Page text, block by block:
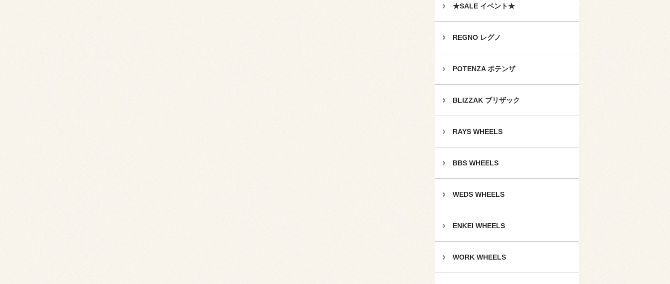
★SALE イベント★
REGNO レグノ
POTENZA ポテンザ
BLIZZAK ブリザック
RAYS WHEELS
BBS WHEELS
WEDS WHEELS
ENKEI WHEELS
WORK WHEELS